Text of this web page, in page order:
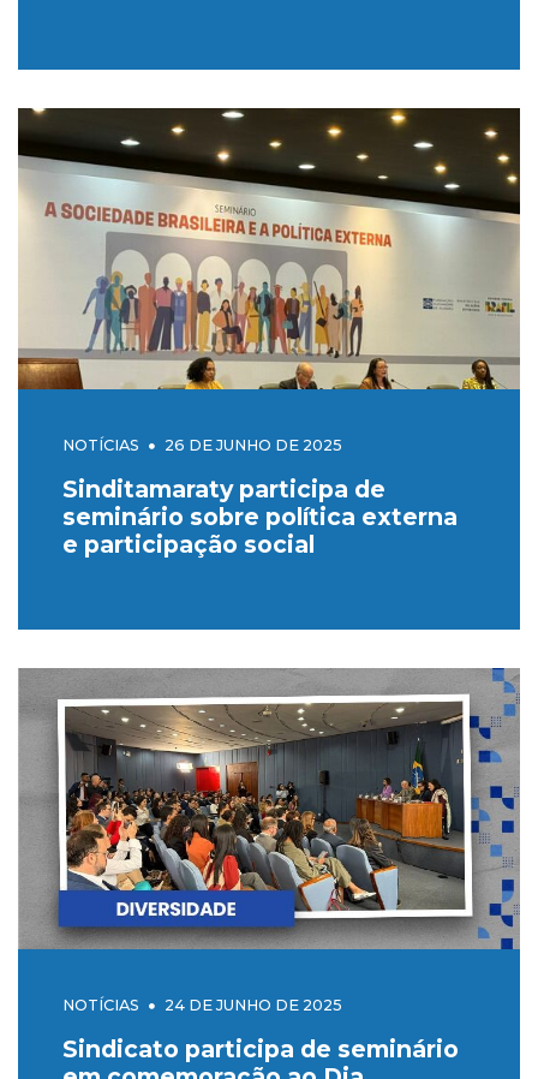
NOTÍCIAS 26 DE JUNHO DE 2025
Sinditamaraty participa de
seminário sobre política externa
e participação social
NOTÍCIAS 24 DE JUNHO DE 2025
Sindicato participa de seminário